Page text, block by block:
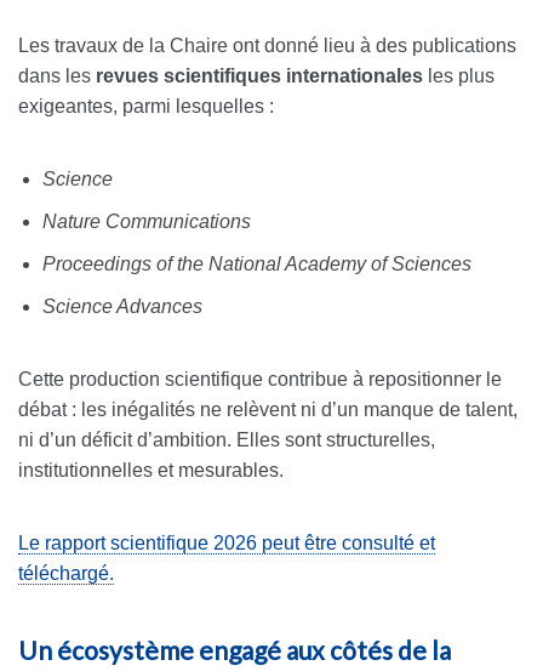
Les travaux de la Chaire ont donné lieu à des publications
dans les revues scientifiques internationales les plus
exigeantes, parmi lesquelles :
Science
Nature Communications
Proceedings of the National Academy of Sciences
Science Advances
Cette production scientifique contribue à repositionner le
débat : les inégalités ne relèvent ni d’un manque de talent,
ni d’un déficit d’ambition. Elles sont structurelles,
institutionnelles et mesurables.
Le rapport scientifique 2026 peut être consulté et
téléchargé.
Un écosystème engagé aux côtés de la